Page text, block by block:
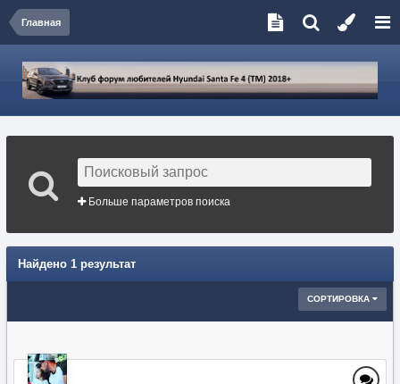
Главная
Больше параметров поиска
Найдено 1 результат
СОРТИРОВКА